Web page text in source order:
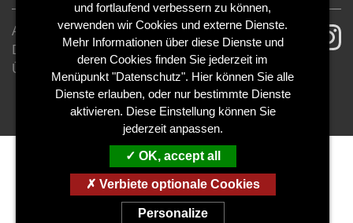
AGB
Impressum
Datenschutzerklärung
Cookies
Über uns
Kontakt
Mediadaten
Abo kündigen
Abo widerrufen
und fortlaufend verbessern zu können,
verwenden wir Cookies und externe Dienste.
Mehr Informationen über diese Dienste und
deren Cookies finden Sie jederzeit im
Menüpunkt "Datenschutz". Hier können Sie alle
Dienste erlauben, oder nur bestimmte Dienste
aktivieren. Diese Einstellung können Sie
jederzeit anpassen.
OK, accept all
Verbiete optionale Cookies
Personalize